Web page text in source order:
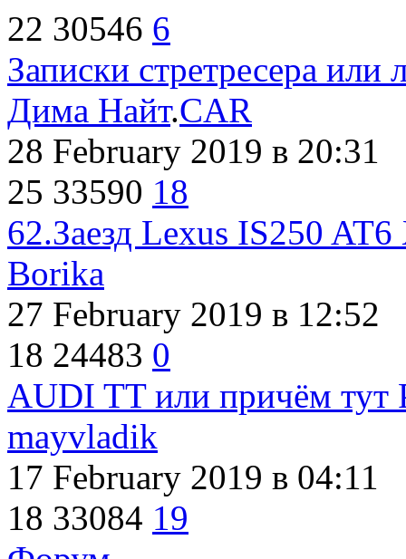
22 30546 6
Записки стретресера или
Дима Найт.CAR
28 February 2019 в 20:31
25 33590 18
62.Заезд Lexus IS250
Borika
27 February 2019 в 12:52
18 24483 0
AUDI TT или причём тут
mayvladik
17 February 2019 в 04:11
18 33084 19